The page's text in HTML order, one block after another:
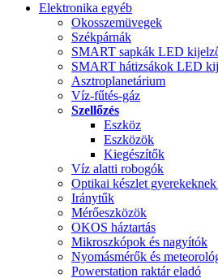
Elektronika egyéb
Okosszemüvegek
Székpárnák
SMART sapkák LED
SMART hátizsákok LED
Asztroplanetárium
Víz-fűtés-gáz
Szellőzés
Eszköz
Eszközök
Kiegészítők
Víz alatti robogók
Optikai készlet
Iránytűk
Mérőeszközök
OKOS háztartás
Mikroszkópok és nagyítók
Nyomásmérők és
Powerstation raktár eladó